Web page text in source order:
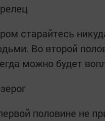
старайтесь
Во второй
можно будет
половине не